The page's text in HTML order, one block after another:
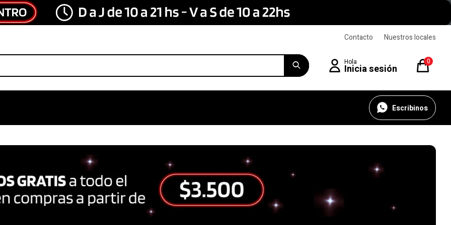
Escribinos
0
Contacto Nuestros locales